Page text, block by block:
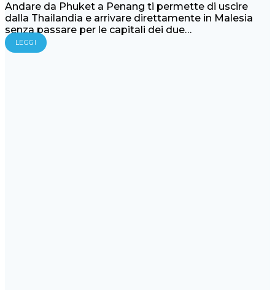
Andare da Phuket a Penang ti permette di uscire
dalla Thailandia e arrivare direttamente in Malesia
senza passare per le capitali dei due…
LEGGI